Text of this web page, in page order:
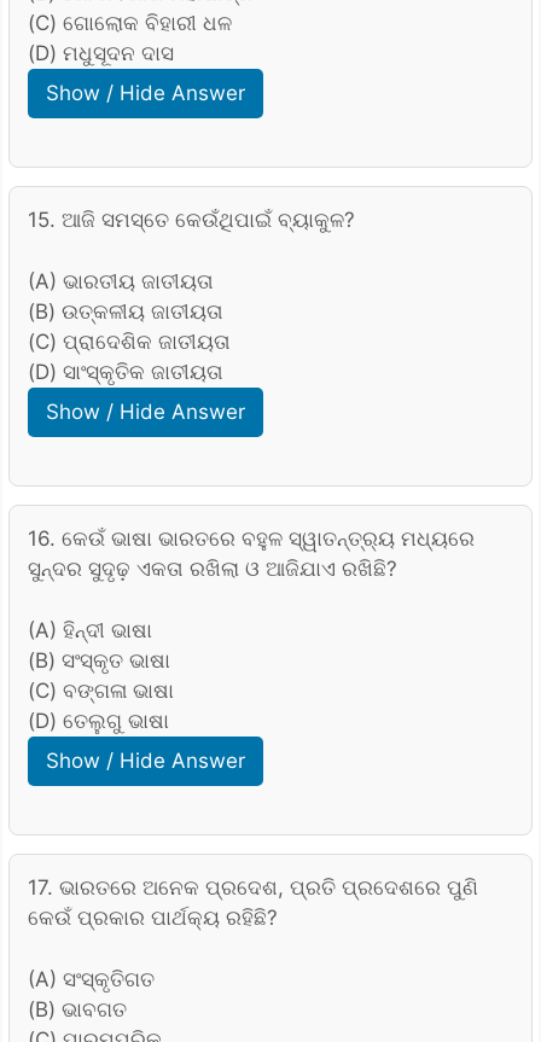
(C) ଗୋଲୋକ ବିହାରୀ ଧଳ
(D) ମଧୁସୂଦନ ଦାସ
Show / Hide Answer
15. ଆଜି ସମସ୍ତେ କେଉଁଥିପାଇଁ ବ୍ୟାକୁଳ?
(A) ଭାରତୀୟ ଜାତୀୟତା
(B) ଉତ୍କଳୀୟ ଜାତୀୟତା
(C) ପ୍ରାଦେଶିକ ଜାତୀୟତା
(D) ସାଂସ୍କୃତିକ ଜାତୀୟତା
Show / Hide Answer
16. କେଉଁ ଭାଷା ଭାରତରେ ବହୁଳ ସ୍ୱାତନ୍ତ୍ର୍ୟ ମଧ୍ୟରେ
ସୁନ୍ଦର ସୁଦୃଢ଼ ଏକତା ରଖିଲା ଓ ଆଜିଯାଏ ରଖିଛି?
(A) ହିନ୍ଦୀ ଭାଷା
(B) ସଂସ୍କୃତ ଭାଷା
(C) ବଙ୍ଗଳା ଭାଷା
(D) ତେଲୁଗୁ ଭାଷା
Show / Hide Answer
17. ଭାରତରେ ଅନେକ ପ୍ରଦେଶ, ପ୍ରତି ପ୍ରଦେଶରେ ପୁଣି
କେଉଁ ପ୍ରକାର ପାର୍ଥକ୍ୟ ରହିଛି?
(A) ସଂସ୍କୃତିଗତ
(B) ଭାବଗତ